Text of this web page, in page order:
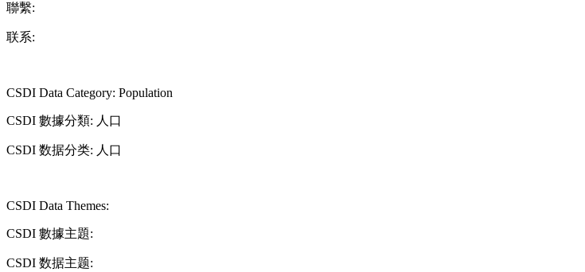
聯繫:
联系:
CSDI Data Category: Population
CSDI 數據分類: 人口
CSDI 数据分类: 人口
CSDI Data Themes:
CSDI 數據主題:
CSDI 数据主题: